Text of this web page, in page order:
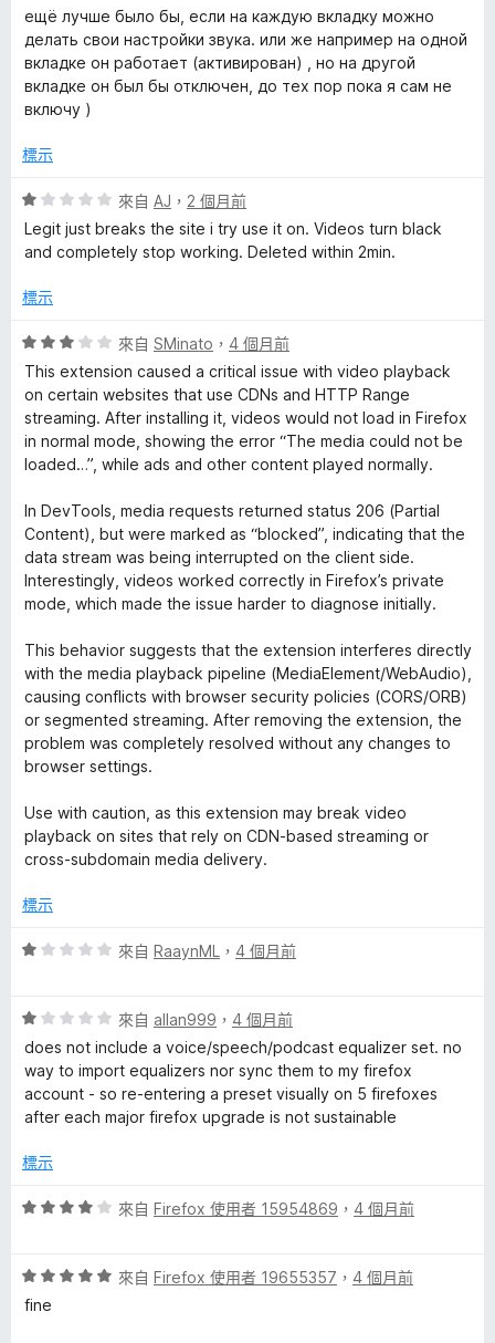
分
價
5
分
，
滿
5
ещё лучше было бы, если на каждую вкладку можно
делать свои настройки звука. или же например на одной
вкладке он работает (активирован) , но на другой
вкладке он был бы отключен, до тех пор пока я сам не
включу )
標示
評
價
1
，
分
5
來自 AJ ， 2 個月前
Legit just breaks the site i try use it on. Videos turn black
and completely stop working. Deleted within 2min.
標示
評
價
3
分
，
滿
5
分
來自 SMinato ， 4 個月前
This extension caused a critical issue with video playback
on certain websites that use CDNs and HTTP Range
streaming. After installing it, videos would not load in Firefox
in normal mode, showing the error “The media could not be
loaded…”, while ads and other content played normally.
In DevTools, media requests returned status 206 (Partial
Content), but were marked as “blocked”, indicating that the
data stream was being interrupted on the client side.
Interestingly, videos worked correctly in Firefox’s private
mode, which made the issue harder to diagnose initially.
This behavior suggests that the extension interferes directly
with the media playback pipeline (MediaElement/WebAudio),
causing conflicts with browser security policies (CORS/ORB)
or segmented streaming. After removing the extension, the
problem was completely resolved without any changes to
browser settings.
Use with caution, as this extension may break video
playback on sites that rely on CDN-based streaming or
cross-subdomain media delivery.
標示
評
分
，
滿
分
5
來自 RaaynML ， 4 個月前
評
價
1
分
，
分
分
來自 allan999 ， 4 個月前
does not include a voice/speech/podcast equalizer set. no
way to import equalizers nor sync them to my firefox
account - so re-entering a preset visually on 5 firefoxes
after each major firefox upgrade is not sustainable
標示
評
分
，
來自 Firefox 使用者 15954869 ， 4 個月前
評
價
來自 Firefox 使用者 19655357 ， 4 個月前
fine